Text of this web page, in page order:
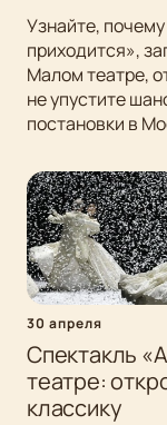
Узнайте,
приходится»,
Малом театре,
не упустите
постановки в
30 апреля
Спектакль
театре:
классику